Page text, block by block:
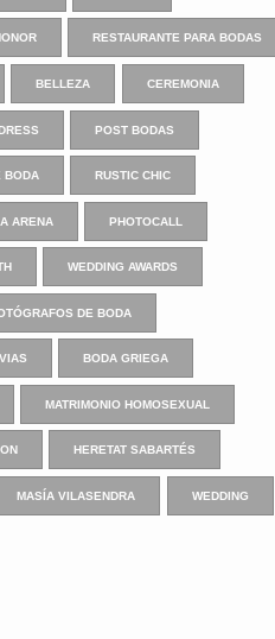
RESTAURANTE PARA BODAS
BELLEZA CEREMONIA
POST BODAS
BODA RUSTIC CHIC
ARENA PHOTOCALL
WEDDING AWARDS
DE BODA
BODA GRIEGA
MATRIMONIO HOMOSEXUAL
HERETAT SABARTÉS
MASÍA VILASENDRA WEDDING